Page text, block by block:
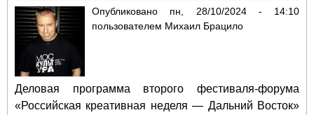
Опубликовано пн, 28/10/2024 - 14:10
пользователем Михаил Брацило
Деловая программа второго фестиваля-форума
«Российская креативная неделя — Дальний Восток»